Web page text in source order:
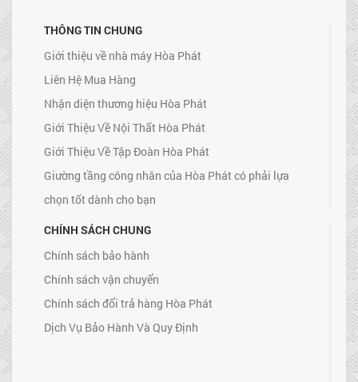
THÔNG TIN CHUNG
Giới thiệu về nhà máy Hòa Phát
Liên Hệ Mua Hàng
Nhận diện thương hiệu Hòa Phát
Giới Thiệu Về Nội Thất Hòa Phát
Giới Thiệu Về Tập Đoàn Hòa Phát
Giường tầng công nhân của Hòa Phát có phải lựa
chọn tốt dành cho bạn
CHÍNH SÁCH CHUNG
Chính sách bảo hành
Chính sách vận chuyển
Chính sách đổi trả hàng Hòa Phát
Dịch Vụ Bảo Hành Và Quy Định